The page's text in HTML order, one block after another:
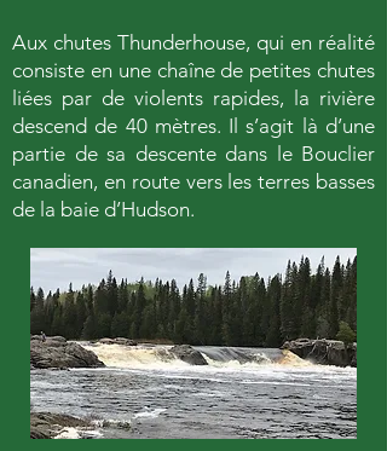
Aux chutes Thunderhouse, qui en réalité
consiste en une chaîne de petites chutes
liées par de violents rapides, la rivière
descend de 40 mètres. Il s’agit là d’une
partie de sa descente dans le Bouclier
canadien, en route vers les terres basses
de la baie d’Hudson.